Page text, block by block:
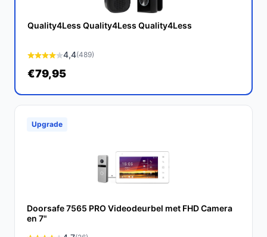
bestedeurbelmetcamera.nl. Kies bewust wat perfect
past bij jouw behoeften!
Quality4Less Quality4Less Quality4Less
4,4(489)
€79,95
Upgrade
Doorsafe 7565 PRO Videodeurbel met FHD Camera
en 7"